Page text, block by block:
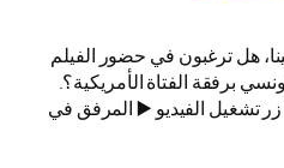
هل ترغبون في حضور الفيلم
برفقة الفتاة الأمريكية؟.
تشغيل الفيديو ▶️ المرفق في